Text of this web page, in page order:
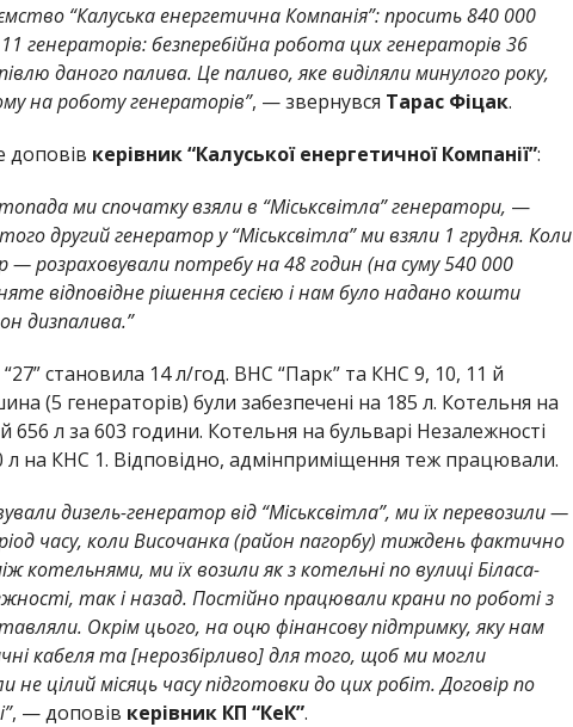
“Калуська енергетична Компанія”: просить 840 000
генераторів: безперебійна робота цих генераторів 36
даного палива. Це паливо, яке виділяли минулого року,
на роботу генераторів”, — звернувся Тарас Фіцак.
доповів керівник “Калуської енергетичної Компанії”:
ми спочатку взяли в “Міськсвітла” генератори, —
другий генератор у “Міськсвітла” ми взяли 1 грудня. Коли
— розраховували потребу на 48 годин (на суму 540 000
відповідне рішення сесією і нам було надано кошти
дизпалива.”
становила 14 л/год. ВНС “Парк” та КНС 9, 10, 11 й
(5 генераторів) були забезпечені на 185 л. Котельня на
л за 603 години. Котельня на бульварі Незалежності
на КНС 1. Відповідно, адмінприміщення теж працювали.
дизель-генератор від “Міськсвітла”, ми їх перевозили —
часу, коли Височанка (район пагорбу) тиждень фактично
котельнями, ми їх возили як з котельні по вулиці Біласа-
так і назад. Постійно працювали крани по роботі з
Окрім цього, на оцю фінансову підтримку, яку нам
кабеля та [нерозбірливо] для того, щоб ми могли
цілий місяць часу підготовки до цих робіт. Договір по
, — доповів керівник КП “КеК”.